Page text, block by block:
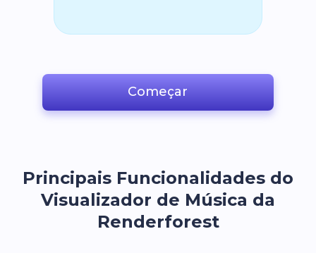
Começar
Principais Funcionalidades do
Visualizador de Música da
Renderforest